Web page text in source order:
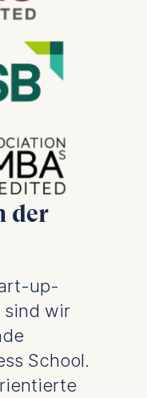
der
up-
sind wir
School.